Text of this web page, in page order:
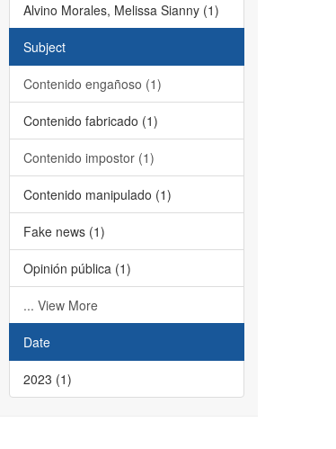
Alvino Morales, Melissa Sianny (1)
Subject
Contenido engañoso (1)
Contenido fabricado (1)
Contenido impostor (1)
Contenido manipulado (1)
Fake news (1)
Opinión pública (1)
... View More
Date
2023 (1)